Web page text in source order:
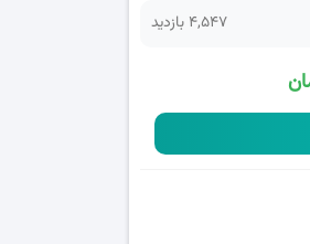
4,547 بازدید